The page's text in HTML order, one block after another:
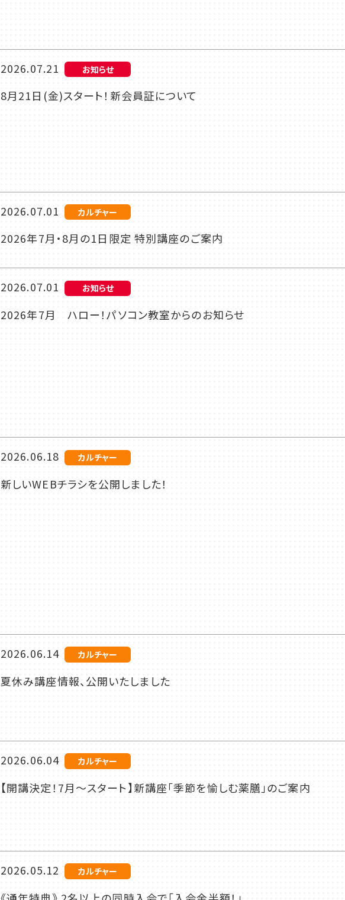
2026.07.21 お知らせ
8月21日(金)スタート！新会員証について
2026.07.01 カルチャー
2026年7月・8月の1日限定 特別講座のご案内
2026.07.01 お知らせ
2026年7月 ハロー！パソコン教室からのお知らせ
2026.06.18 カルチャー
新しいWEBチラシを公開しました！
2026.06.14 カルチャー
夏休み講座情報、公開いたしました
2026.06.04 カルチャー
【開講決定！7月～スタート】新講座「季節を愉しむ薬膳」のご案内
2026.05.12 カルチャー